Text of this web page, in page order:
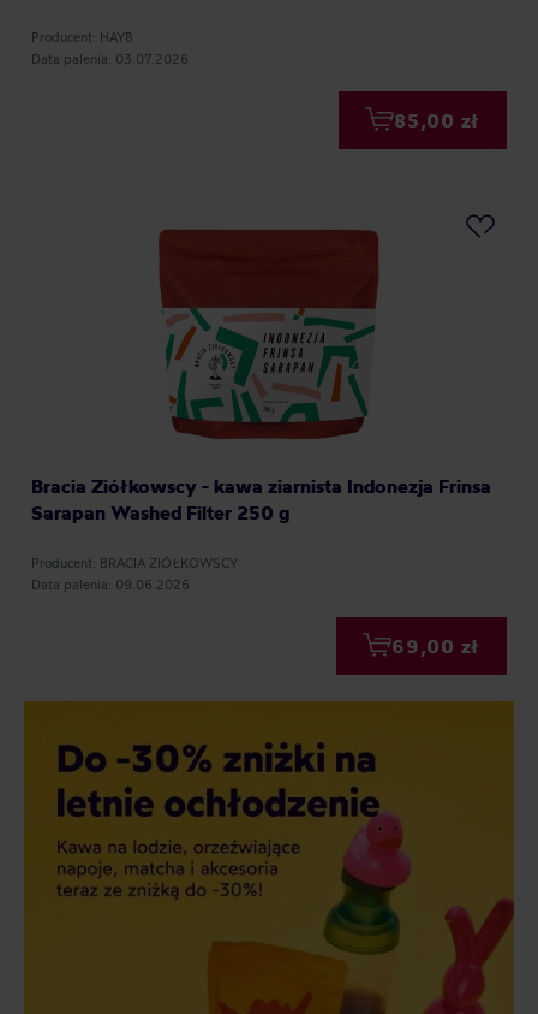
Producent: HAYB
Data palenia: 03.07.2026
85,00 zł
Bracia Ziółkowscy - kawa ziarnista Indonezja Frinsa
Sarapan Washed Filter 250 g
Producent: BRACIA ZIÓŁKOWSCY
Data palenia: 09.06.2026
69,00 zł